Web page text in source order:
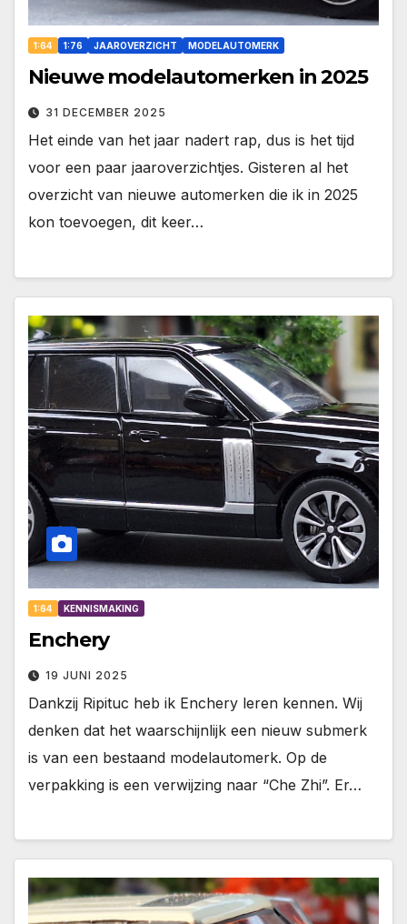
1:64 1:76 JAAROVERZICHT MODELAUTOMERK
Nieuwe modelautomerken in 2025
31 DECEMBER 2025
Het einde van het jaar nadert rap, dus is het tijd
voor een paar jaaroverzichtjes. Gisteren al het
overzicht van nieuwe automerken die ik in 2025
kon toevoegen, dit keer…
1:64 KENNISMAKING
Enchery
19 JUNI 2025
Dankzij Ripituc heb ik Enchery leren kennen. Wij
denken dat het waarschijnlijk een nieuw submerk
is van een bestaand modelautomerk. Op de
verpakking is een verwijzing naar “Che Zhi”. Er…